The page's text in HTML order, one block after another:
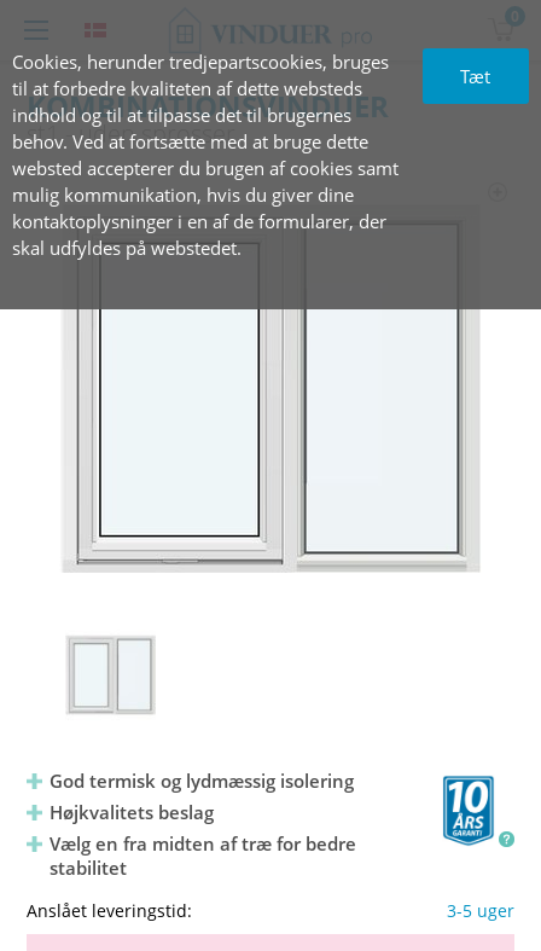
Cookies, herunder tredjepartscookies, bruges
til at forbedre kvaliteten af dette websteds
indhold og til at tilpasse det til brugernes
behov. Ved at fortsætte med at bruge dette
websted accepterer du brugen af cookies samt
mulig kommunikation, hvis du giver dine
kontaktoplysninger i en af de formularer, der
skal udfyldes på webstedet.
Tæt
0
KOMBINATIONSVINDUER
st1 - uden sprosser
God termisk og lydmæssig isolering
Højkvalitets beslag
Vælg en fra midten af træ for bedre
stabilitet
Anslået leveringstid: 3-5 uger